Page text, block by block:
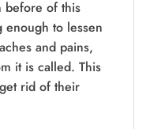
before of this
enough to lessen
and pains,
it is called. This
rid of their